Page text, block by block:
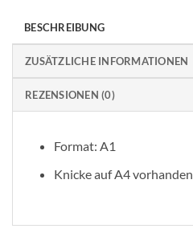
BESCHREIBUNG
ZUSÄTZLICHE INFORMATIONEN
REZENSIONEN (0)
Format: A1
Knicke auf A4 vorhanden